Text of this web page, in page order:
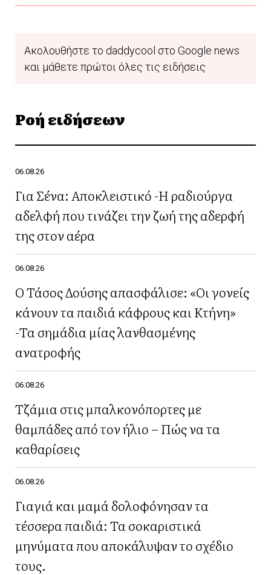
Ακολουθήστε το daddycool στο Google news
και μάθετε πρώτοι όλες τις ειδήσεις
Ροή ειδήσεων
06.08.26
Για Σένα: Αποκλειστικό -Η ραδιούργα
αδελφή που τινάζει την ζωή της αδερφή
της στον αέρα
06.08.26
Ο Τάσος Δούσης απασφάλισε: «Οι γονείς
κάνουν τα παιδιά κάφρους και Κτήνη»
-Τα σημάδια μίας λανθασμένης
ανατροφής
06.08.26
Τζάμια στις μπαλκονόπορτες με
θαμπάδες από τον ήλιο – Πώς να τα
καθαρίσεις
06.08.26
Γιαγιά και μαμά δολοφόνησαν τα
τέσσερα παιδιά: Τα σοκαριστικά
μηνύματα που αποκάλυψαν το σχέδιο
τους.